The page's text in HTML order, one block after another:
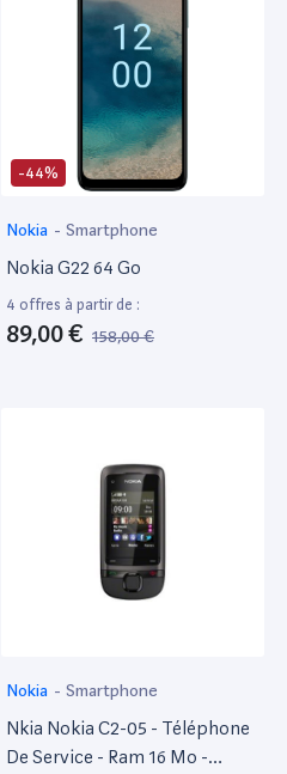
-44%
Nokia - Smartphone
Nokia G22 64 Go
4 offres à partir de :
89,00 € 158,00 €
Nokia - Smartphone
Nkia Nokia C2-05 - Téléphone
De Service - Ram 16 Mo -